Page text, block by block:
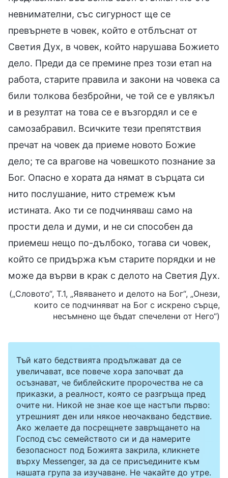
невнимателни, със сигурност ще се
превърнете в човек, който е отблъснат от
Светия Дух, в човек, който нарушава Божието
дело. Преди да се премине през този етап на
работа, старите правила и закони на човека са
били толкова безбройни, че той се е увлякъл
и в резултат на това се е възгордял и се е
самозабравил. Всичките тези препятствия
пречат на човек да приеме новото Божие
дело; те са врагове на човешкото познание за
Бог. Опасно е хората да нямат в сърцата си
нито послушание, нито стремеж към
истината. Ако ти се подчиняваш само на
прости дела и думи, и не си способен да
приемеш нещо по-дълбоко, тогава си човек,
който се придържа към старите порядки и не
може да върви в крак с делото на Светия Дух.
(„Словото“, Т.1, „Явяването и делото на Бог“, „Онези,
които се подчиняват на Бог с искрено сърце,
несъмнено ще бъдат спечелени от Него“)
Тъй като бедствията продължават да се
увеличават, все повече хора започват да
осъзнават, че библейските пророчества не са
приказки, а реалност, която се разгръща пред
очите ни. Никой не знае кое ще настъпи първо:
утрешният ден или някое неочаквано бедствие.
Ако желаете да посрещнете завръщането на
Господ със семейството си и да намерите
безопасност под Божията закрила, кликнете
върху Messenger, за да се присъедините към
нашата група за изучаване. Не чакайте до утре.